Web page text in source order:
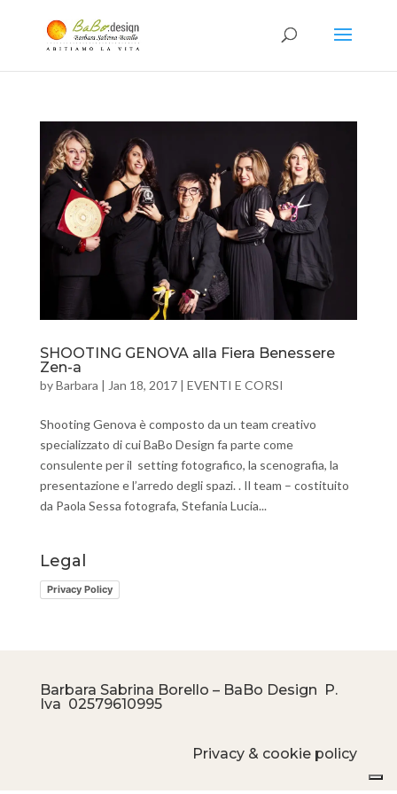
SHOOTING GENOVA alla Fiera Benessere
Zen-a
byBarbara | Jan 18, 2017| EVENTI E CORSI
Shooting Genova è composto da un team creativo
specializzato di cui BaBo Design fa parte come
consulente per il setting fotografico, la scenografia, la
presentazione e l’arredo degli spazi. . Il team – costituito
da Paola Sessa fotografa, Stefania Lucia...
Legal
Privacy Policy
Barbara Sabrina Borello – BaBo Design P.
Iva 02579610995
Privacy & cookie policy